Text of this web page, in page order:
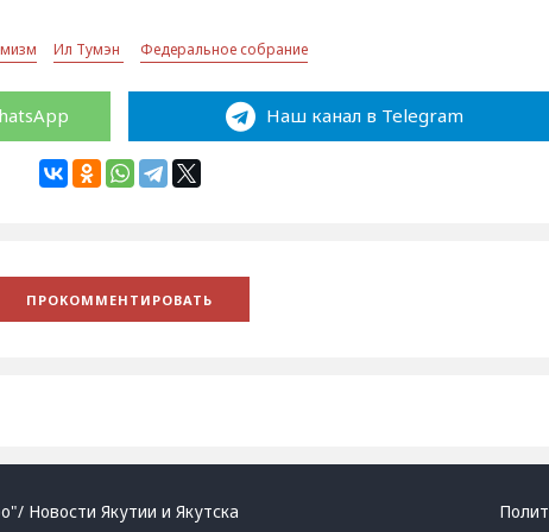
Ил Тумэн Федеральное собрание
Наш канал в Telegram
Новости Якутии и Якутска